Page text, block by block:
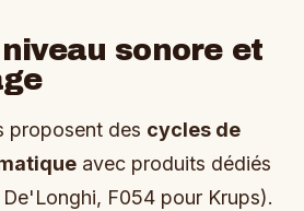
sonore et
proposent des cycles de
avec produits dédiés
F054 pour Krups).